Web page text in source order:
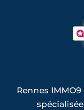
Rennes